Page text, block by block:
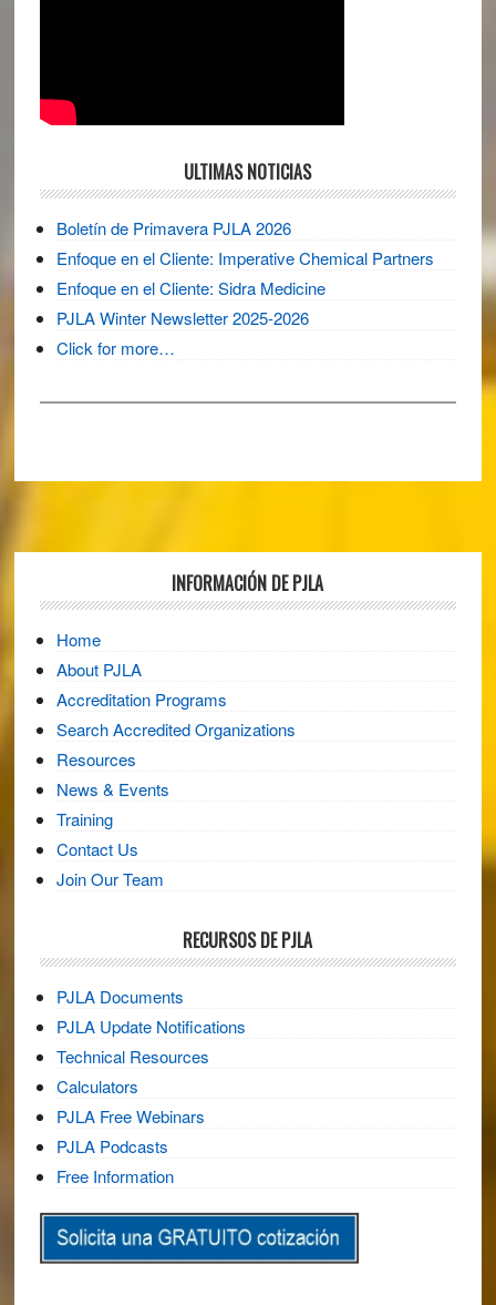
ULTIMAS NOTICIAS
Boletín de Primavera PJLA 2026
Enfoque en el Cliente: Imperative Chemical Partners
Enfoque en el Cliente: Sidra Medicine
PJLA Winter Newsletter 2025-2026
Click for more…
INFORMACIÓN DE PJLA
Home
About PJLA
Accreditation Programs
Search Accredited Organizations
Resources
News & Events
Training
Contact Us
Join Our Team
RECURSOS DE PJLA
PJLA Documents
PJLA Update Notifications
Technical Resources
Calculators
PJLA Free Webinars
PJLA Podcasts
Free Information